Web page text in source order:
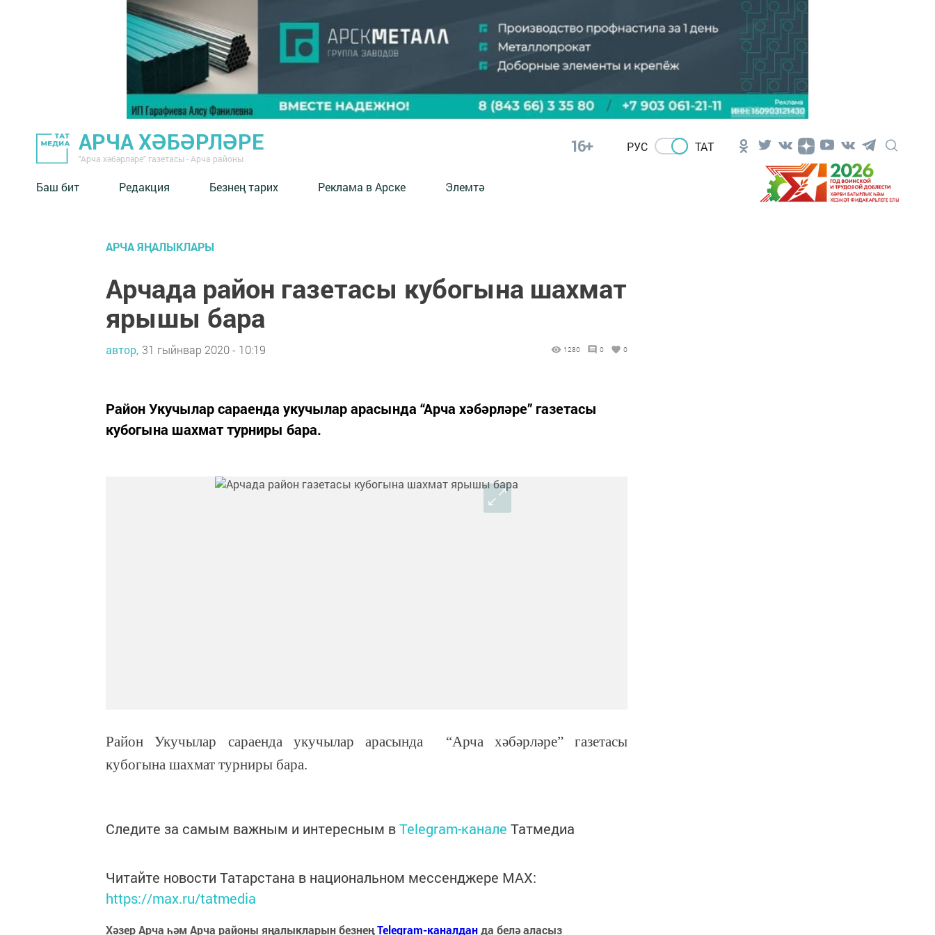
АРЧА ХӘБӘРЛӘРЕ
"Арча хәбәрләре" газетасы - Арча районы
16+ РУС ТАТ
Баш бит Редакция Безнең тарих Реклама в Арске Элемтә
АРЧА ЯҢАЛЫКЛАРЫ
Арчада район газетасы кубогына шахмат
ярышы бара
автор, 31 гыйнвар 2020 - 10:19 1280 0 0
Район Укучылар сараенда укучылар арасында “Арча хәбәрләре” газетасы
кубогына шахмат турниры бара.
Район Укучылар сараенда укучылар арасында “Арча хәбәрләре” газетасы
кубогына шахмат турниры бара.
Следите за самым важным и интересным вTelegram-канале Татмедиа
Читайте новости Татарстана в национальном мессенджере MАХ:
https://max.ru/tatmedia
Хәзер Арча һәм Арча районы яңалыкларын безнеңTelegram-каналданда белә аласыз